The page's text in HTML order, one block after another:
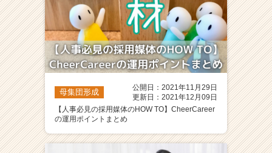
母集団形成
公開日：2021年11月29日
更新日：2021年12月09日
【人事必見の採用媒体のHOW TO】CheerCareer
の運用ポイントまとめ